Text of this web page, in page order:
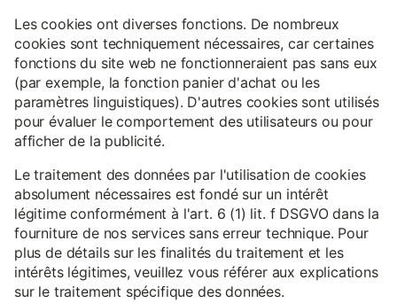
Les cookies ont diverses fonctions. De nombreux
cookies sont techniquement nécessaires, car certaines
fonctions du site web ne fonctionneraient pas sans eux
(par exemple, la fonction panier d'achat ou les
paramètres linguistiques). D'autres cookies sont utilisés
pour évaluer le comportement des utilisateurs ou pour
afficher de la publicité.
Le traitement des données par l'utilisation de cookies
absolument nécessaires est fondé sur un intérêt
légitime conformément à l'art. 6 (1) lit. f DSGVO dans la
fourniture de nos services sans erreur technique. Pour
plus de détails sur les finalités du traitement et les
intérêts légitimes, veuillez vous référer aux explications
sur le traitement spécifique des données.